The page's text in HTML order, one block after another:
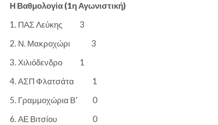
Η Βαθμολογία (1η Αγωνιστική)
1. ΠΑΣ Λεύκης
3
2. Ν. Μακροχώρι
3
3. Χιλιόδενδρο
1
4. ΑΣΠ Φλατσάτα
1
5. Γραμμοχώρια Β’
0
6. ΑΕ Βιτσίου
0